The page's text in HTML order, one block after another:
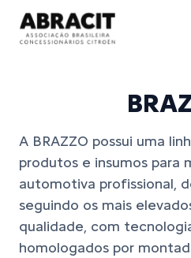
A BRAZZO possui uma
produtos e insumos para
automotiva profissional,
seguindo os mais
qualidade, com
homologados por